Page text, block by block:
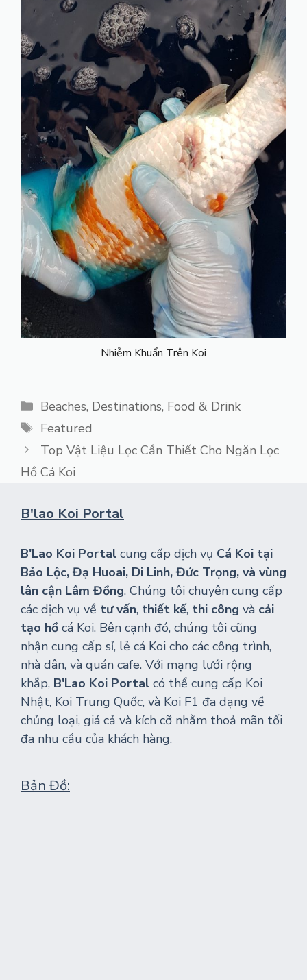
Nhiễm Khuẩn Trên Koi
Categories
Beaches, Destinations, Food & Drink
Tags
Featured
Top Vật Liệu Lọc Cần Thiết Cho Ngăn Lọc
Hồ Cá Koi
B'lao Koi Portal
B'Lao Koi Portal cung cấp dịch vụ Cá Koi tại
Bảo Lộc, Đạ Huoai, Di Linh, Đức Trọng, và vùng
lân cận Lâm Đồng. Chúng tôi chuyên cung cấp
các dịch vụ về tư vấn, thiết kế, thi công và cải
tạo hồ cá Koi. Bên cạnh đó, chúng tôi cũng
nhận cung cấp sỉ, lẻ cá Koi cho các công trình,
nhà dân, và quán cafe. Với mạng lưới rộng
khắp, B'Lao Koi Portal có thể cung cấp Koi
Nhật, Koi Trung Quốc, và Koi F1 đa dạng về
chủng loại, giá cả và kích cỡ nhằm thoả mãn tối
đa nhu cầu của khách hàng.
Bản Đồ: